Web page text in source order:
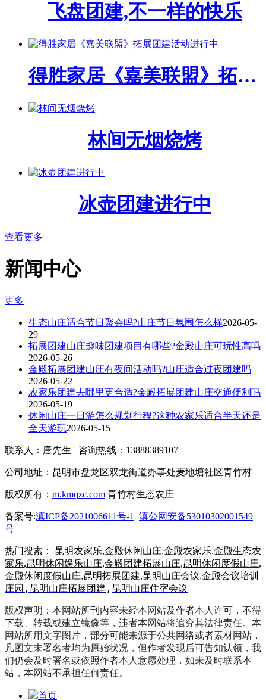
飞盘团建,不一样的快乐
得胜家居《嘉美联盟》拓展团建活动进行中
林间无烟烧烤
冰壶团建进行中
查看更多
新闻中心
更多
生态山庄适合节日聚会吗?山庄节日氛围怎么样2026-05-
29
拓展团建山庄趣味团建项目有哪些?金殿山庄可玩性高吗
2026-05-26
金殿拓展团建山庄有夜间活动吗?山庄适合过夜团建吗
2026-05-22
农家乐团建去哪里更合适?金殿拓展团建山庄交通便利吗
2026-05-19
休闲山庄一日游怎么规划行程?这种农家乐适合半天还是
全天游玩2026-05-15
联系人：唐先生 咨询热线：13888389107
公司地址：昆明市盘龙区双龙街道办事处麦地塘社区青竹村
版权所有： m.kmqzc.com 青竹村生态农庄
备案号:滇ICP备2021006611号-1
滇公网安备53010302001549
号
热门搜索： 昆明农家乐,金殿休闲山庄,金殿农家乐,金殿生态农
家乐,昆明休闲娱乐山庄,金殿团建拓展山庄,昆明休闲度假山庄,
金殿休闲度假山庄,昆明拓展团建,昆明山庄会议,金殿会议培训
庄园 , 昆明山庄拓展团建 , 昆明山庄住宿会议
版权声明：本网站所刊内容未经本网站及作者本人许可，不得
下载、转载或建立镜像等，违者本网站将追究其法律责任。本
网站所用文字图片，部分可能来源于公共网络或者素材网站，
凡图文未署名者均为原始状况，但作者发现后可告知认领，我
们仍会及时署名或依照作者本人意愿处理，如未及时联系本
站，本网站不承担任何责任。
首页